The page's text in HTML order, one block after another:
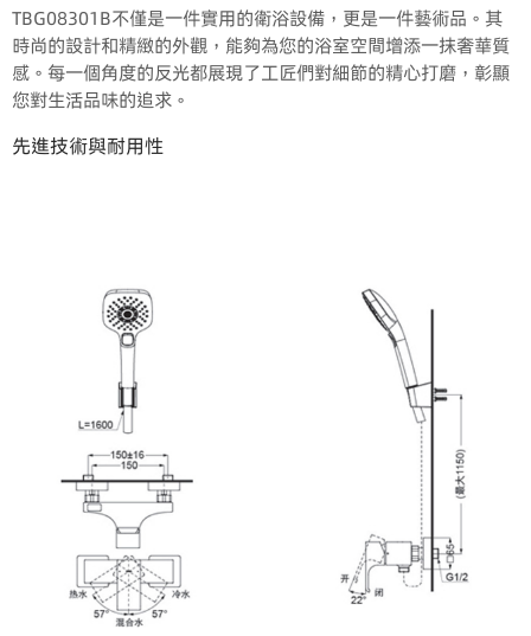
TBG08301B不僅是一件實用的衛浴設備，更是一件藝術品。其
時尚的設計和精緻的外觀，能夠為您的浴室空間增添一抹奢華質
感。每一個角度的反光都展現了工匠們對細節的精心打磨，彰顯
您對生活品味的追求。
先進技術與耐用性